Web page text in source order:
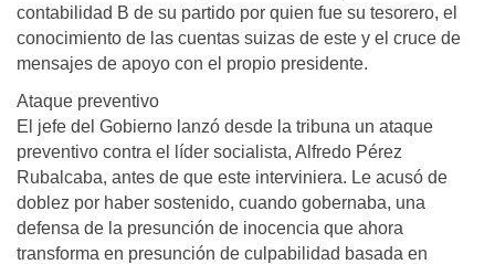
contabilidad B de su partido por quien fue su tesorero, el
conocimiento de las cuentas suizas de este y el cruce de
mensajes de apoyo con el propio presidente.
Ataque preventivo
El jefe del Gobierno lanzó desde la tribuna un ataque
preventivo contra el líder socialista, Alfredo Pérez
Rubalcaba, antes de que este interviniera. Le acusó de
doblez por haber sostenido, cuando gobernaba, una
defensa de la presunción de inocencia que ahora
transforma en presunción de culpabilidad basada en